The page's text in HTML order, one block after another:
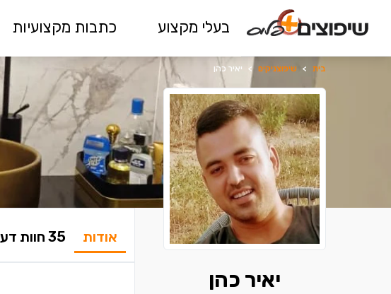
בעלי מקצוע כתבות מקצועיות
בית > שיפוצניקים > יאיר כהן
יאיר כהן
אודות 35 חוות דעת